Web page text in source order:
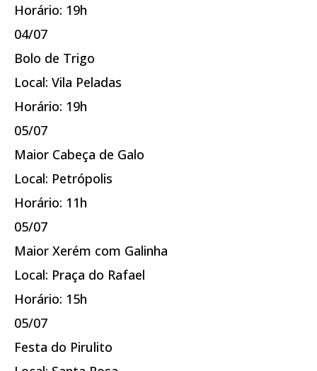
Horário: 19h
04/07
Bolo de Trigo
Local: Vila Peladas
Horário: 19h
05/07
Maior Cabeça de Galo
Local: Petrópolis
Horário: 11h
05/07
Maior Xerém com Galinha
Local: Praça do Rafael
Horário: 15h
05/07
Festa do Pirulito